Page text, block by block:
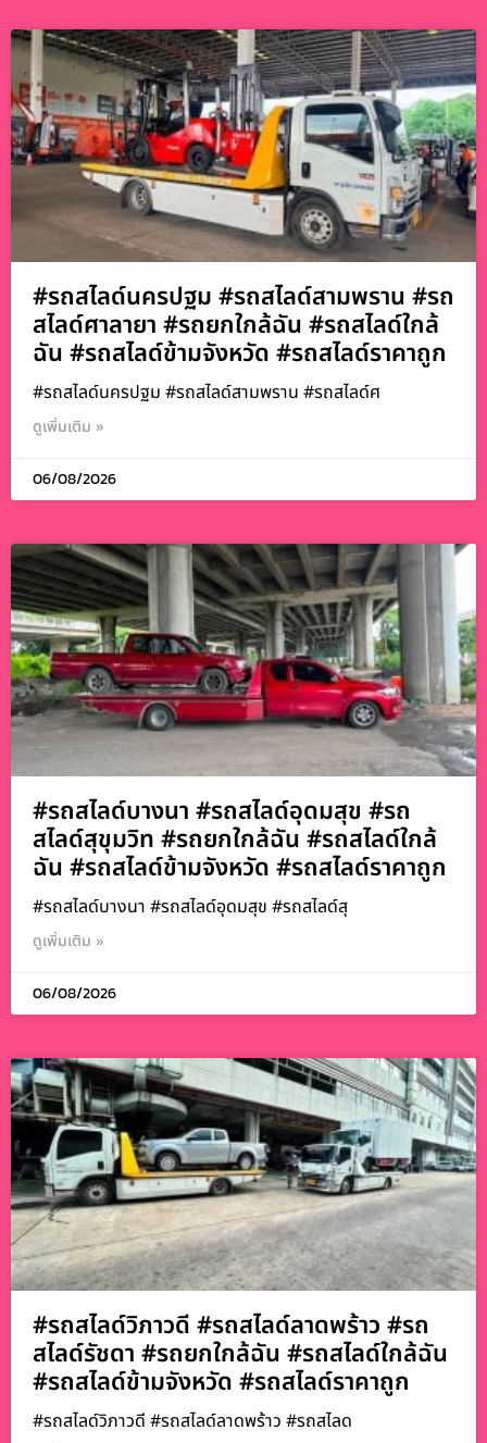
#รถสไลด์นครปฐม #รถสไลด์สามพราน #รถ
สไลด์ศาลายา #รถยกใกล้ฉัน #รถสไลด์ใกล้
ฉัน #รถสไลด์ข้ามจังหวัด #รถสไลด์ราคาถูก
#รถสไลด์นครปฐม #รถสไลด์สามพราน #รถสไลด์ศ
ดูเพิ่มเติม »
06/08/2026
#รถสไลด์บางนา #รถสไลด์อุดมสุข #รถ
สไลด์สุขุมวิท #รถยกใกล้ฉัน #รถสไลด์ใกล้
ฉัน #รถสไลด์ข้ามจังหวัด #รถสไลด์ราคาถูก
#รถสไลด์บางนา #รถสไลด์อุดมสุข #รถสไลด์สุ
ดูเพิ่มเติม »
06/08/2026
#รถสไลด์วิภาวดี #รถสไลด์ลาดพร้าว #รถ
สไลด์รัชดา #รถยกใกล้ฉัน #รถสไลด์ใกล้ฉัน
#รถสไลด์ข้ามจังหวัด #รถสไลด์ราคาถูก
#รถสไลด์วิภาวดี #รถสไลด์ลาดพร้าว #รถสไลด